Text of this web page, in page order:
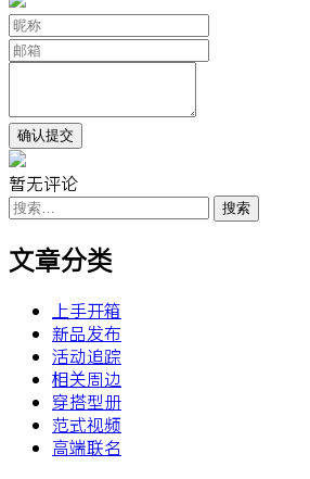
暂无评论
搜
索：
文章分类
上手开箱
新品发布
活动追踪
相关周边
穿搭型册
范式视频
高端联名